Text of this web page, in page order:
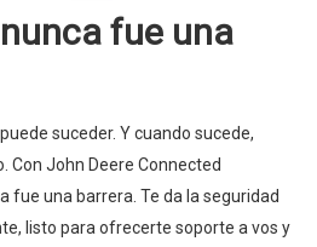
fue una
suceder. Y cuando sucede,
Con John Deere Connected
fue una barrera. Te da la seguridad
listo para ofrecerte soporte a vos y